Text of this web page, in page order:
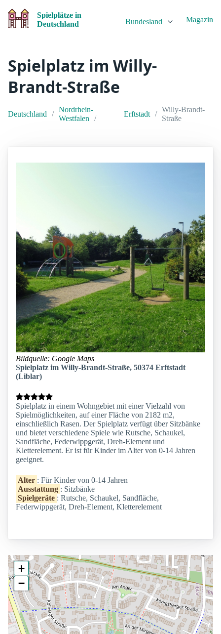
Spielplätze in
Deutschland
Bundesland Magazin
Spielplatz im Willy-
Brandt-Straße
Deutschland
Nordrhein-
Westfalen
Erftstadt
Willy-Brandt-
Straße
Bildquelle: Google Maps
Spielplatz im Willy-Brandt-Straße, 50374 Erftstadt
(Liblar)
Spielplatz in einem Wohngebiet mit einer Vielzahl von
Spielmöglichkeiten, auf einer Fläche von 2182 m2,
einschließlich Rasen. Der Spielplatz verfügt über Sitzbänke
und bietet verschiedene Spiele wie Rutsche, Schaukel,
Sandfläche, Federwippgerät, Dreh-Element und
Kletterelement. Er ist für Kinder im Alter von 0-14 Jahren
geeignet.
Alter : Für Kinder von 0-14 Jahren
Ausstattung : Sitzbänke
Spielgeräte : Rutsche, Schaukel, Sandfläche,
Federwippgerät, Dreh-Element, Kletterelement
+
−